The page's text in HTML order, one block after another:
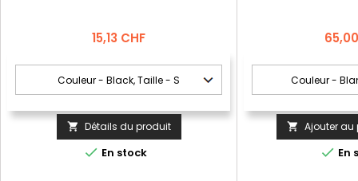
Prix
15,13 CHF
 Détails du produit
 En stock
Prix
 Ajouter au
 En